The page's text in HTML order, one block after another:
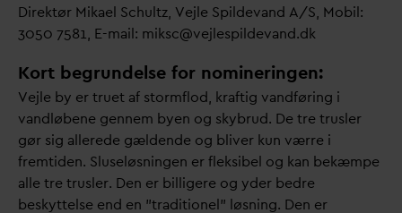
Direktør Mikael Schultz, Vejle Spildevand A/S, Mobil:
3050 7581, E-mail: miksc@vejlespildevand.dk
Kort begrundelse for nomineringen:
Vejle by er truet af stormflod, kraftig vandføring i
vandløbene gennem byen og skybrud. De tre trusler
gør sig allerede gældende og bliver kun værre i
fremtiden. Sluseløsningen er fleksibel og kan bekæmpe
alle tre trusler. Den er billigere og yder bedre
beskyttelse end en ”traditionel” løsning. Den er